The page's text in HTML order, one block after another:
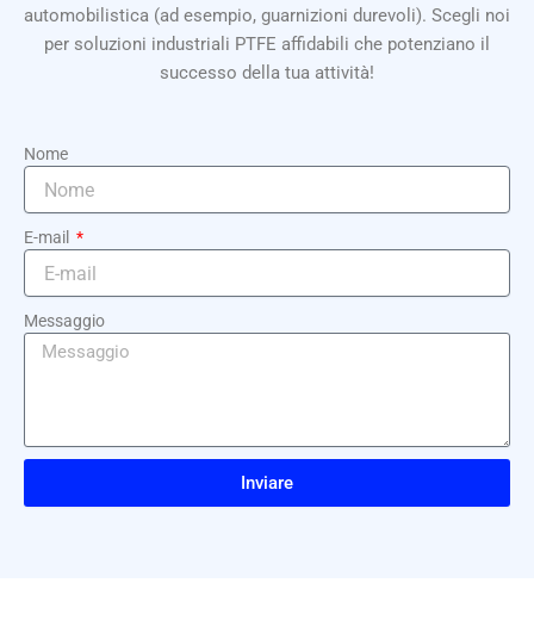
automobilistica (ad esempio, guarnizioni durevoli). Scegli noi
per soluzioni industriali PTFE affidabili che potenziano il
successo della tua attività!
Nome
E-mail
Messaggio
Inviare